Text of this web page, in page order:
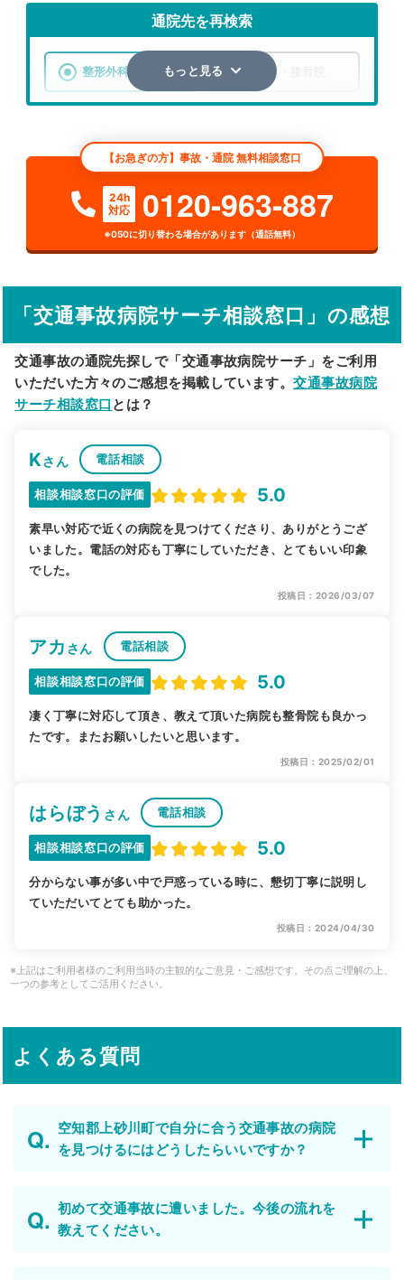
通院先を再検索
整形外科 整骨院・接骨院
検索する
詳細条件で絞り込む
その他の検索方法
駅から探す 院名から探す
もっと見る
【お急ぎの方】事故・通院 無料相談窓口
24h
対応
0120-963-887
※050に切り替わる場合があります（通話無料）
「交通事故病院サーチ相談窓口」の感想
交通事故の通院先探しで「交通事故病院サーチ」をご利用
いただいた方々のご感想を掲載しています。交通事故病院
サーチ相談窓口 とは？
Kさん 電話相談
相談相談窓口の評価 5.0
素早い対応で近くの病院を見つけてくださり、ありがとうござ
いました。電話の対応も丁寧にしていただき、とてもいい印象
でした。
投稿日：2026/03/07
アカ さん 電話相談
相談相談窓口の評価 5.0
凄く丁寧に対応して頂き、教えて頂いた病院も整骨院も良かっ
たです。またお願いしたいと思います。
投稿日：2025/02/01
はらぼう さん 電話相談
相談相談窓口の評価 5.0
分からない事が多い中で戸惑っている時に、懇切丁寧に説明し
ていただいてとても助かった。
投稿日：2024/04/30
※上記はご利用者様のご利用当時の主観的なご意見・ご感想です。その点ご理解の上、
一つの参考としてご活用ください。
よくある質問
空知郡上砂川町で自分に合う交通事故の病院
を見つけるにはどうしたらいいですか？
初めて交通事故に遭いました。今後の流れを
教えてください。